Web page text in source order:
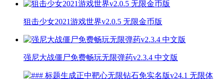
狙击少女2021游戏世界v2.0.5 无限金币版
强尼大战僵尸免费畅玩无限弹药v2.3.4 中文版